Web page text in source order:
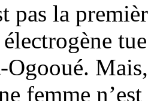
pas la
Ogooué.
femme